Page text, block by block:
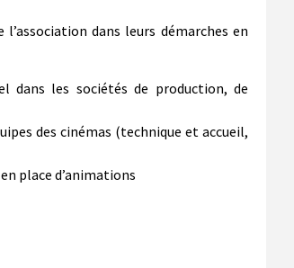
dans leurs démarches en
dans les sociétés de production, de
des cinémas (technique et accueil,
place d’animations